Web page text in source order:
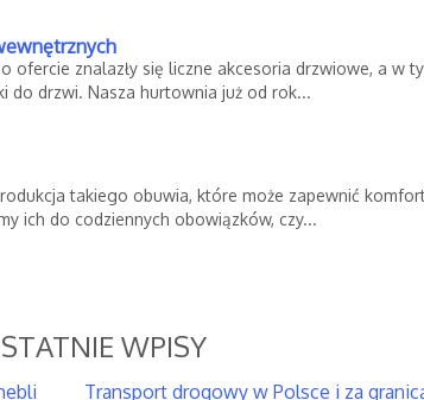
ofercie znalazły się liczne akcesoria drzwiowe, a w
do drzwi. Nasza hurtownia już od rok...
takiego obuwia, które może zapewnić
ich do codziennych obowiązków, czy...
WPISY
Transport drogowy w Polsce i za